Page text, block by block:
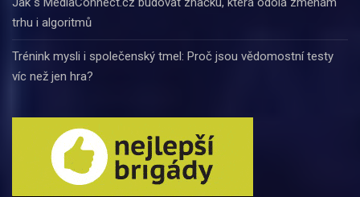
trhu i algoritmů
Trénink mysli i společenský tmel: Proč jsou vědomostní testy
víc než jen hra?